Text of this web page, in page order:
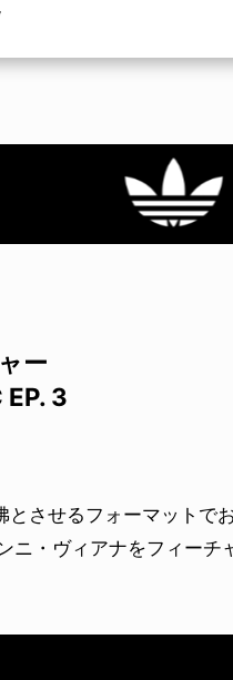
ー
3
させるフォーマットで
・ヴィアナをフィーチ